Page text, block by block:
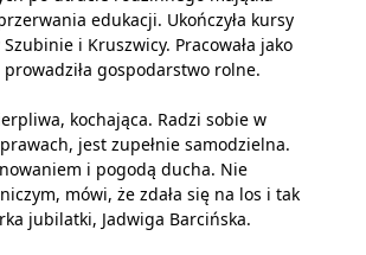
edukacji. Ukończyła kursy
i Kruszwicy. Pracowała jako
gospodarstwo rolne.
kochająca. Radzi sobie w
jest zupełnie samodzielna.
i pogodą ducha. Nie
mówi, że zdała się na los i tak
jubilatki, Jadwiga Barcińska.